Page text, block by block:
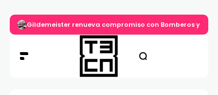
Gildemeister renueva compromiso con Bomberos y